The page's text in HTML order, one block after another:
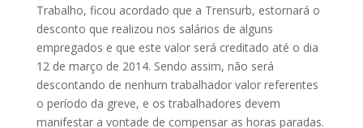
Trabalho, ficou acordado que a Trensurb, estornará o
desconto que realizou nos salários de alguns
empregados e que este valor será creditado até o dia
12 de março de 2014. Sendo assim, não será
descontando de nenhum trabalhador valor referentes
o período da greve, e os trabalhadores devem
manifestar a vontade de compensar as horas paradas.